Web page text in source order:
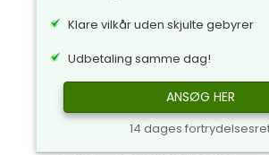
Klare vilkår uden skjulte gebyrer
Udbetaling samme dag!
ANSØG HER
14 dages